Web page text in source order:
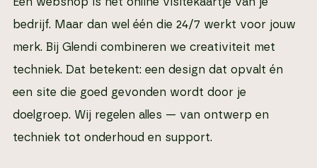
bedrijf. Maar dan wel één die 24/7 werkt voor jouw
merk. Bij Glendi combineren we creativiteit met
techniek. Dat betekent: een design dat opvalt én
een site die goed gevonden wordt door je
doelgroep. Wij regelen alles — van ontwerp en
techniek tot onderhoud en support.